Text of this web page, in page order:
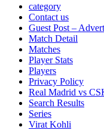
category
Contact us
Guest Post –
Match Detail
Matches
Player Stats
Players
Privacy Policy
Real Madrid vs
Search Results
Series
Virat Kohli